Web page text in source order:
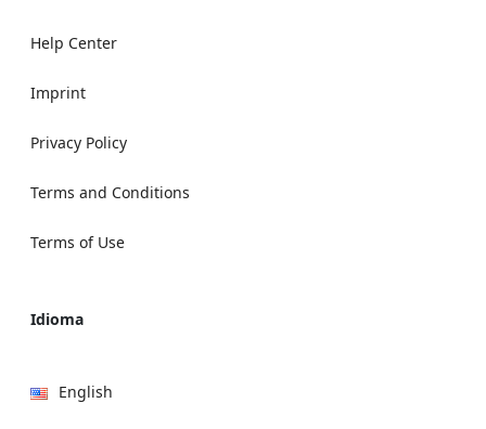
Help Center
Imprint
Privacy Policy
Terms and Conditions
Terms of Use
Idioma
English